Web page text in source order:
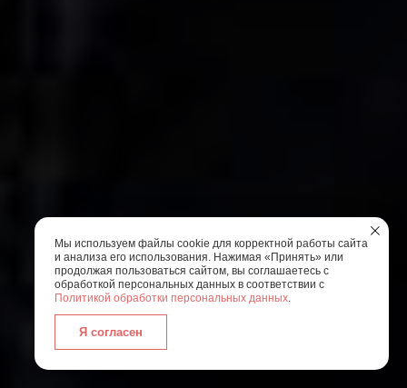
Мы используем файлы cookie для корректной работы сайта
и анализа его использования. Нажимая «Принять» или
продолжая пользоваться сайтом, вы соглашаетесь с
обработкой персональных данных в соответствии с
Политикой обработки персональных данных.
Я согласен